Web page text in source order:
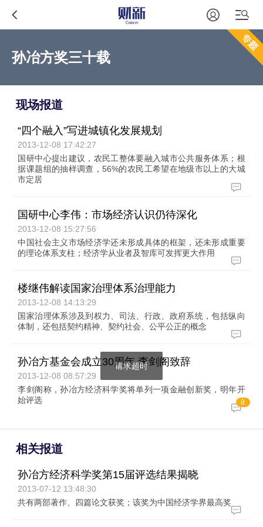
孙冶方奖三十载
现场报道
“四个融入”写进城镇化发展规划
2013-12-08 17:42:27
国研中心提出建议，农民工整体要融入城市公共服务体系；根
据课题组的抽样调查，56%的农民工希望在地级市以上的大城
市定居
国研中心李伟：市场经济认识仍待深化
2013-12-08 15:27:56
中国社会主义市场经济学还未形成具体的框架，还未形成重要
的理论体系支柱；经济学从业者及智库可发挥更大作用
楼继伟解读国家治理体系治理能力
2013-12-08 14:13:29
国家治理体系涉及到权力、司法、行政、政府系统，包括纵向
体制，还包括契约精神、契约社会、公平公正的概念
孙冶方基金会成立30周年 李剑阁致辞
2013-12-08 08:57:29
李剑阁称，孙冶方经济科学奖将单列一项金融创新奖，明年开
始评选
8
相关报道
孙冶方经济科学奖第15届评选结果揭晓
2013-07-12 13:48:30
共有两部著作、四篇论文获奖；该奖为中国经济学界最高奖
请求超时